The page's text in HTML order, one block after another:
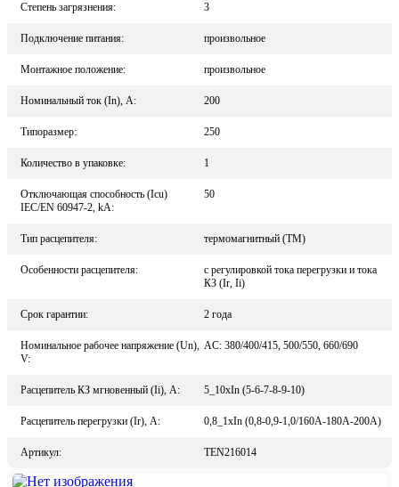
Степень загрязнения: 3
Подключение питания: произвольное
Монтажное положение: произвольное
Номинальный ток (In), A: 200
Типоразмер: 250
Количество в упаковке: 1
Отключающая способность (Icu)
IEC/EN 60947-2, kA:
50
Тип расцепителя: термомагнитный (TM)
Особенности расцепителя:
с регулировкой тока перегрузки и тока
КЗ (Ir, Ii)
Срок гарантии: 2 года
Номинальное рабочее напряжение (Un),
V:
AC: 380/400/415, 500/550, 660/690
Расцепитель КЗ мгновенный (Ii), A: 5_10xIn (5-6-7-8-9-10)
Расцепитель перегрузки (Ir), A: 0,8_1xIn (0,8-0,9-1,0/160А-180А-200А)
Артикул: TEN216014